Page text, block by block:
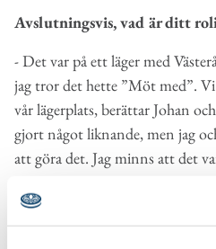
Avslutningsvis, vad är ditt
- Det var på ett läger med
jag tror det hette ”Möt med”.
vår lägerplats, berättar Johan
gjort något liknande, men jag
att göra det. Jag minns att det
skulle bygga den och hur vi
hur stolt jag var varje gång jag